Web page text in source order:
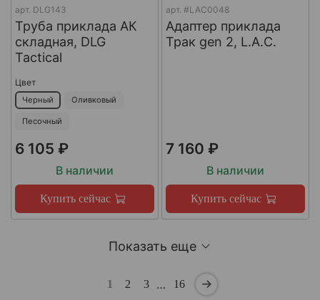
арт. DLG143
Труба приклада АК
складная, DLG
Tactical
Цвет
Черный Оливковый
Песочный
6 105 ₽
В наличии
Купить сейчас
арт. #LAC0048
Адаптер приклада
Трак gen 2, L.A.C.
7 160 ₽
В наличии
Купить сейчас
Показать еще
1 2 3 … 16